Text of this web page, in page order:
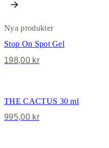
Nya produkter
Stop On Spot Gel
198,00 kr
THE CACTUS 30 ml
995,00 kr